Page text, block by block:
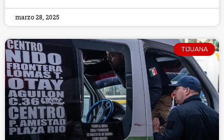
marzo 28, 2025
TIJUANA